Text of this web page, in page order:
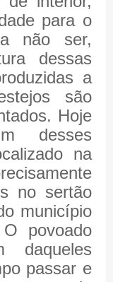
para o
não ser,
dessas
a
são
Hoje
desses
na
no sertão
município
povoado
passar e